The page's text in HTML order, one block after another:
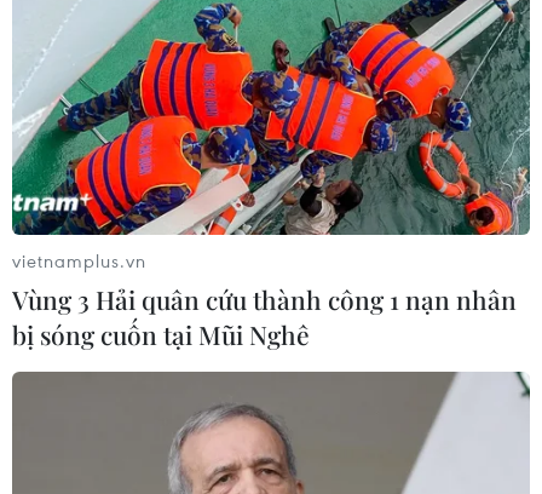
vietnamplus.vn
Vùng 3 Hải quân cứu thành công 1 nạn nhân
bị sóng cuốn tại Mũi Nghê